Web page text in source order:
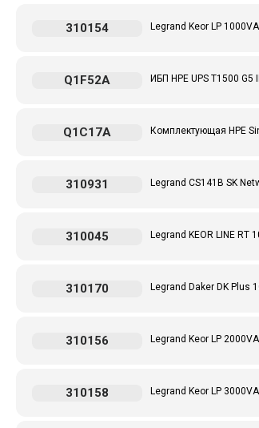
Legrand Keor LP
310154
ИБП HPE UPS T1500
Q1F52A
Комплектующая HPE
Q1C17A
Legrand CS141B SK
310931
Legrand KEOR LINE RT
310045
Legrand Daker DK Plus
310170
Legrand Keor LP
310156
Legrand Keor LP
310158